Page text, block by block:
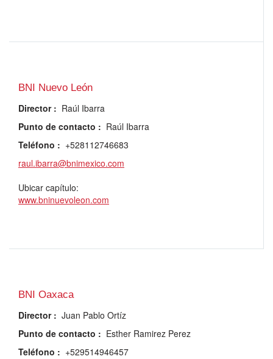
BNI Nuevo León
Director : Raúl Ibarra
Punto de contacto : Raúl Ibarra
Teléfono : +528112746683
raul.ibarra@bnimexico.com
Ubicar capítulo:
www.bninuevoleon.com
BNI Oaxaca
Director : Juan Pablo Ortíz
Punto de contacto : Esther Ramirez Perez
Teléfono : +529514946457